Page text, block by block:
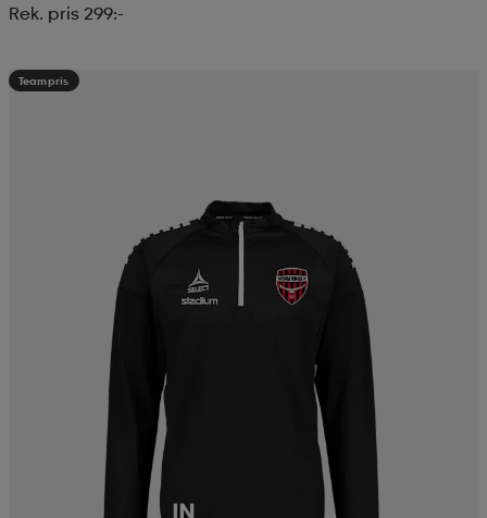
Rek. pris 299:-
Teampris